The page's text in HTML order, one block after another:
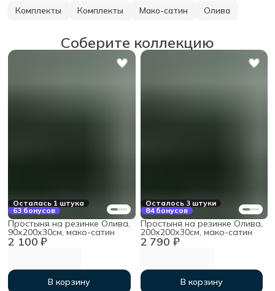
Комплекты Комплекты Мако-сатин Олива
Соберите коллекцию
Осталась 1 штука
63 бонусов
2 100 ₽
Простыня на резинке Олива,
90х200х30см, мако-сатин
В корзину
Осталось 3 штуки
84 бонусов
2 790 ₽
Простыня на резинке Олива,
200х200х30см, мако-сатин
В корзину